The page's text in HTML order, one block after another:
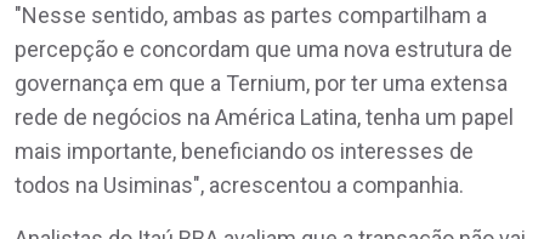
"Nesse sentido, ambas as partes compartilham a
percepção e concordam que uma nova estrutura de
governança em que a Ternium, por ter uma extensa
rede de negócios na América Latina, tenha um papel
mais importante, beneficiando os interesses de
todos na Usiminas", acrescentou a companhia.